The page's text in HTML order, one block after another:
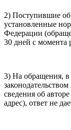
правила возврата
театра.
Я
«УГТЭ» в
(политикой
своё согласие
покупаю билет(-
категории
Подтвердить
2) Поступившие
установленные
Федерации
30 дней с момента
3) На обращения, в
сведения об
адрес), ответ не